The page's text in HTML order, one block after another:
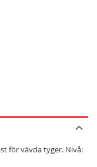
för vävda tyger. Nivå: